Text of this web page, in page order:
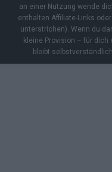
an einer Nutzung wende
enthalten Affiliate-Links
unterstrichen). Wenn du
kleine Provision – für
bleibt